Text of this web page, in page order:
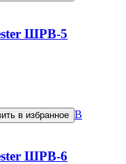
ШРВ-5
в избранное В
ШРВ-6